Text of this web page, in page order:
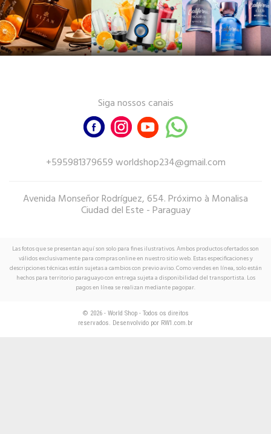
Siga nossos canais
+595981379659 worldshop234@gmail.com
Avenida Monseñor Rodríguez, 654. Próximo à Monalisa
Ciudad del Este - Paraguay
Las fotos que se presentan aquí son solo para fines ilustrativos. Ambos productos ofertados son
válidos exclusivamente para compras online en nuestro sitio web. Estas especificaciones y
descripciones técnicas están sujetas a cambios con previo aviso. Como vendes en línea, solo están
hechos para territorio paraguayo con entrega sujeta a disponibilidad del transportista. Los
pagos en línea se realizan mediante pagopar.
© 2026 - World Shop - Todos os direitos
reservados. Desenvolvido por RW1.com.br